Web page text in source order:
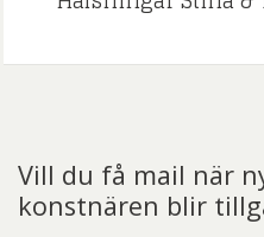
Vill du få mail när
konstnären blir